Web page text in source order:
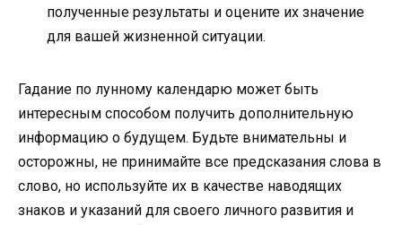
полученные результаты и оцените их значение
для вашей жизненной ситуации.
Гадание по лунному календарю может быть
интересным способом получить дополнительную
информацию о будущем. Будьте внимательны и
осторожны, не принимайте все предсказания слова в
слово, но используйте их в качестве наводящих
знаков и указаний для своего личного развития и